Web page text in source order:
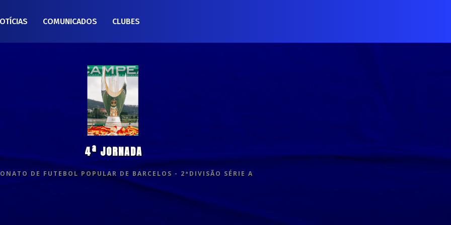
COMUNICADOS CLUBES
4ª JORNADA
DE FUTEBOL POPULAR DE BARCELOS - 2ªDIVISÃO SÉRIE A